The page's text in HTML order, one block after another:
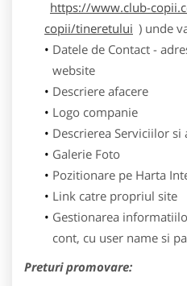
https://www.club-
copii/tineretului ) unde
Datele de Contact -
website
Descriere afacere
Logo companie
Descrierea Serviciilor si
Galerie Foto
Pozitionare pe Harta
Link catre propriul site
Gestionarea
cont, cu user name si
Preturi promovare: